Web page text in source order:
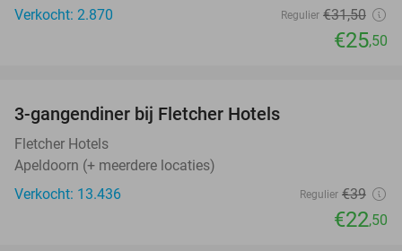
Verkocht: 2.870
Regulier €31,50
€25,50
3-gangendiner bij Fletcher Hotels
Fletcher Hotels
Apeldoorn (+ meerdere locaties)
Verkocht: 13.436
Regulier €39
€22,50